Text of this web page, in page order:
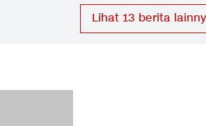
Lihat 13 berita